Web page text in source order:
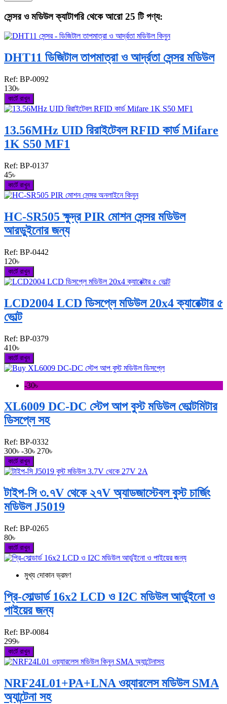
সেন্সর ও মডিউল ক্যাটাগরি থেকে আরো 25 টি পণ্য:
DHT11 ডিজিটাল তাপমাত্রা ও আর্দ্রতা সেন্সর মডিউল
Ref: BP-0092
130৳
কার্টে রাখুন
13.56MHz UID রিরাইটেবল RFID কার্ড Mifare
1K S50 MF1
Ref: BP-0137
45৳
কার্টে রাখুন
HC-SR505 ক্ষুদ্র PIR মোশন সেন্সর মডিউল
আরডুইনোর জন্য
Ref: BP-0442
120৳
কার্টে রাখুন
LCD2004 LCD ডিসপ্লে মডিউল 20x4 ক্যারেক্টার ৫
ভোল্ট
Ref: BP-0379
410৳
কার্টে রাখুন
-30৳
XL6009 DC-DC স্টেপ আপ বুস্ট মডিউল ভোল্টমিটার
ডিসপ্লে সহ
Ref: BP-0332
300৳ -30৳ 270৳
কার্টে রাখুন
টাইপ-সি ৩.৭V থেকে ২৭V অ্যাডজাস্টেবল বুস্ট চার্জিং
মডিউল J5019
Ref: BP-0265
80৳
কার্টে রাখুন
মুখ্য দোকান ভ্রমণ
প্রি-সোল্ডার্ড 16x2 LCD ও I2C মডিউল আর্ডুইনো ও
পাইয়ের জন্য
Ref: BP-0084
299৳
কার্টে রাখুন
NRF24L01+PA+LNA ওয়্যারলেস মডিউল SMA
অ্যান্টেনা সহ